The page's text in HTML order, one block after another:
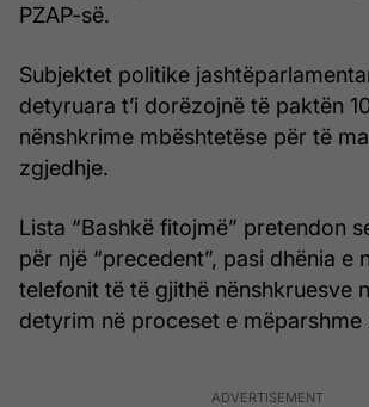
PZAP-së.
Subjektet politike
detyruara t’i dorëzojnë të paktën
nënshkrime mbështetëse për të
zgjedhje.
Lista “Bashkë fitojmë” pretendon
për një “precedent”, pasi dhënia e
telefonit të të gjithë nënshkruesve
detyrim në proceset e mëparshme